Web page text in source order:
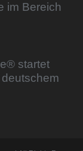
im Bereich
startet